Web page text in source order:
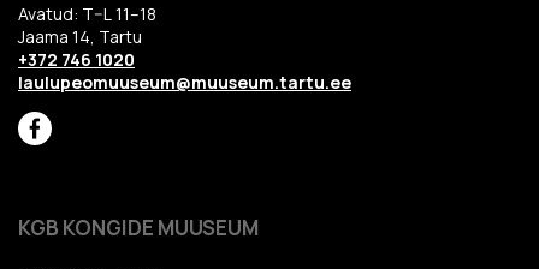
Avatud: T–L 11–18
Jaama 14, Tartu
+372 746 1020
laulupeomuuseum@muuseum.tartu.ee
KGB KONGIDE MUUSEUM